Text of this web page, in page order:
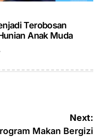
Terobosan
Anak Muda
Next:
Makan Bergizi